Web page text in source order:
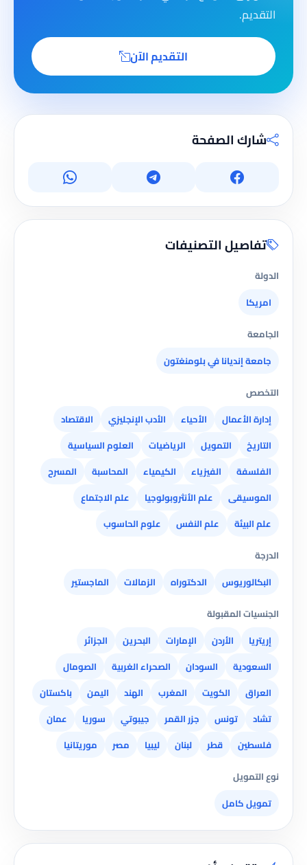
التقديم.
التقديم الآن
شارك الصفحة
تفاصيل التصنيفات
الدولة
امريكا
الجامعة
جامعة إنديانا في بلومنغتون
التخصص
إدارة الأعمال
الأحياء الأدب الإنجليزي
الاقتصاد
التاريخ
التمويل الرياضيات
العلوم السياسية
الفلسفة
الفيزياء الكيمياء المحاسبة
المسرح
الموسيقى
علم الأنثروبولوجيا
علم الاجتماع
علم البيئة
علم النفس
علوم الحاسوب
الدرجة
البكالوريوس
الدكتوراه الزمالات
الماجستير
الجنسيات المقبولة
إريتريا
الأردن الإمارات البحرين
الجزائر
السعودية
السودان الصحراء الغربية
الصومال
العراق
الكويت المغرب الهند اليمن
باكستان
تشاد
تونس جزر القمر جيبوتي سوريا
عمان
فلسطين
قطر لبنان ليبيا مصر
موريتانيا
نوع التمويل
تمويل كامل